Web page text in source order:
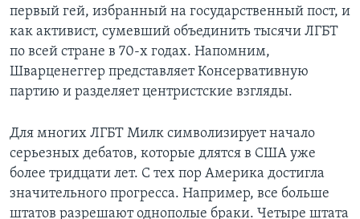
первый гей, избранный на государственный пост, и
как активист, сумевший объединить тысячи ЛГБТ
по всей стране в 70-х годах. Напомним,
Шварценеггер представляет Консервативную
партию и разделяет центристские взгляды.
Для многих ЛГБТ Милк символизирует начало
серьезных дебатов, которые длятся в США уже
более тридцати лет. С тех пор Америка достигла
значительного прогресса. Например, все больше
штатов разрешают однополые браки. Четыре штата